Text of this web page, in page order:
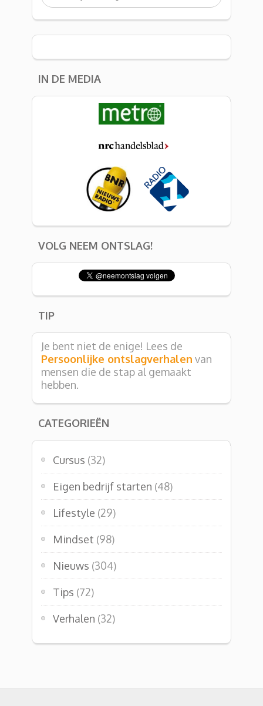
IN DE MEDIA
VOLG NEEM ONTSLAG!
TIP
Je bent niet de enige! Lees de
Persoonlijke ontslagverhalen van
mensen die de stap al gemaakt
hebben.
CATEGORIEËN
Cursus (32)
Eigen bedrijf starten (48)
Lifestyle (29)
Mindset (98)
Nieuws (304)
Tips (72)
Verhalen (32)